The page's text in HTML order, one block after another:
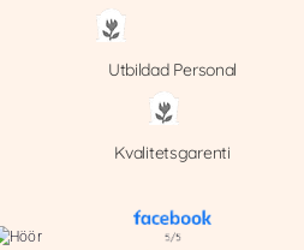
Utbildad Personal
Kvalitetsgarenti